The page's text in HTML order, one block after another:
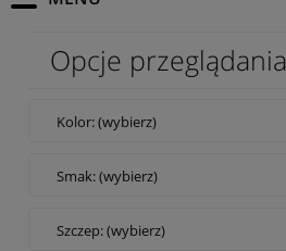
Opcje przeglądania
Kolor: (wybierz)
Smak: (wybierz)
Szczep: (wybierz)